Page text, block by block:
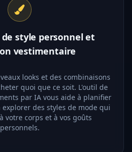
style personnel et
vestimentaire
looks et des combinaisons
quoi que ce soit. L'outil de
par IA vous aide à planifier
des styles de mode qui
votre corps et à vos goûts
personnels.